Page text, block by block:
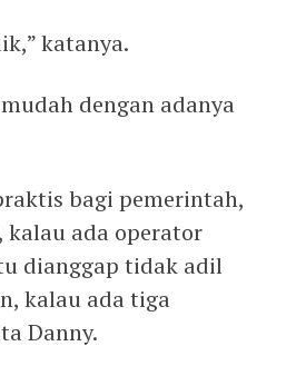
katanya.
dengan adanya
bagi pemerintah,
kalau ada operator
dianggap tidak adil
kalau ada tiga
Danny.